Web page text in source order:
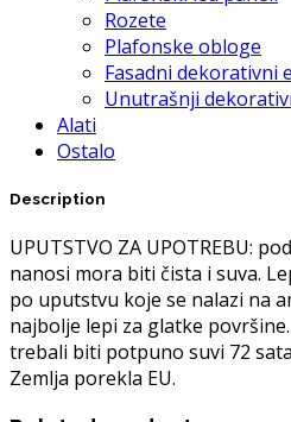
Rozete
Plafonske obloge
Fasadni dekorativni
Unutrašnji
Alati
Ostalo
Description
UPUTSTVO ZA UPOTREBU:
nanosi mora biti čista i suva.
po uputstvu koje se nalazi na
najbolje lepi za glatke
trebali biti potpuno suvi 72
Zemlja porekla EU.